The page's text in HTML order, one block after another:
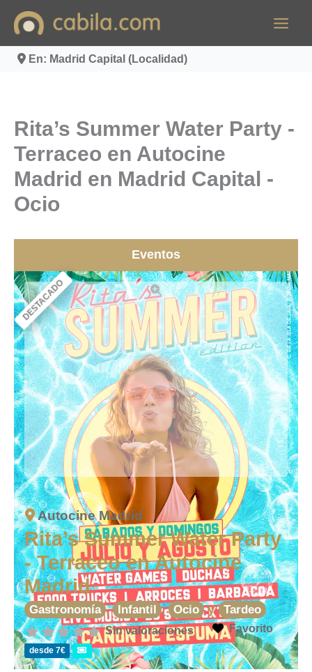
contenido
En: Madrid Capital (Localidad)
Rita’s Summer Water Party -
Terraceo en Autocine
Madrid en Madrid Capital -
Ocio
Eventos
DESTACADO
Autocine Madrid
Rita’s Summer Water Party
- Terraceo en Autocine
Madrid
Gastronomía , Infantil , Ocio y Tardeo
Sin valoraciones Favorito
desde 7€